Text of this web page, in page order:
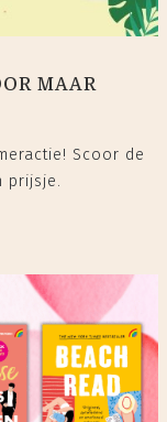
MAAR
Scoor de
prijsje.